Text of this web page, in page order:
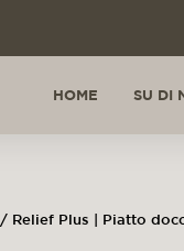
HOME SU DI
/ Relief Plus | Piatto